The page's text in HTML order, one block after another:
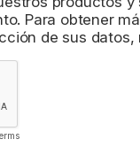
Para obtener
de sus